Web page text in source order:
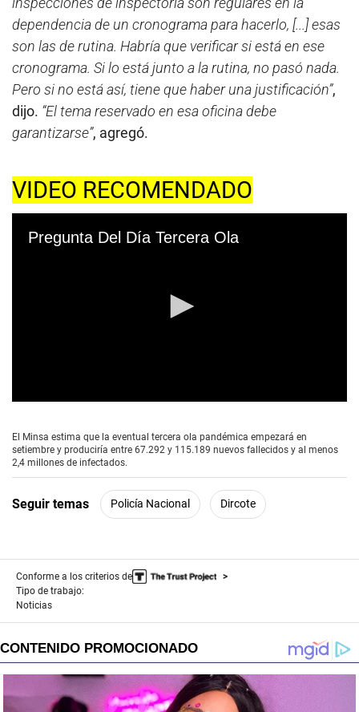
dependencia de un cronograma para hacerlo, [...] esas
son las de rutina. Habría que verificar si está en ese
cronograma. Si lo está junto a la rutina, no pasó nada.
Pero si no está así, tiene que haber una justificación”,
dijo. “El tema reservado en esa oficina debe
garantizarse”, agregó.
VIDEO RECOMENDADO
Pregunta Del Día Tercera Ola
e
c
o
n
s
o
i
n
u
e
s
3
9
s
El Minsa estima que la eventual tercera ola pandémica empezará en
setiembre y produciría entre 67.292 y 115.189 nuevos fallecidos y al menos
2,4 millones de infectados.
Seguir temas Policía Nacional Dircote
Conforme a los criterios de
Tipo de trabajo:
Noticias